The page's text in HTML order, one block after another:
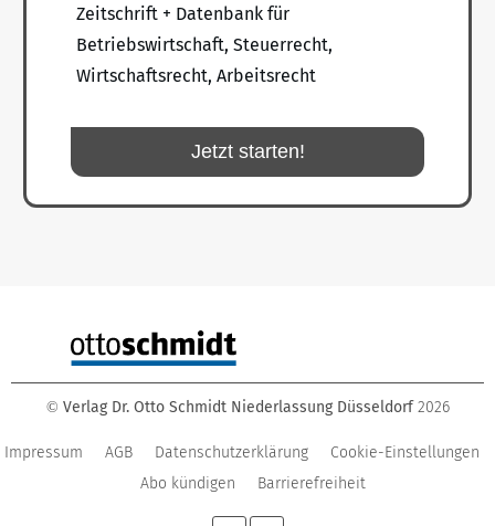
Zeitschrift + Datenbank für
Betriebswirtschaft, Steuerrecht,
Wirtschaftsrecht, Arbeitsrecht
Jetzt starten!
© Verlag Dr. Otto Schmidt Niederlassung Düsseldorf 2026
Impressum AGB Datenschutzerklärung
Cookie-Einstellungen
Abo kündigen
Barrierefreiheit